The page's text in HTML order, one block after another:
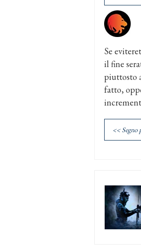
Se
il fine
piuttosto
fatto,
<< Segno